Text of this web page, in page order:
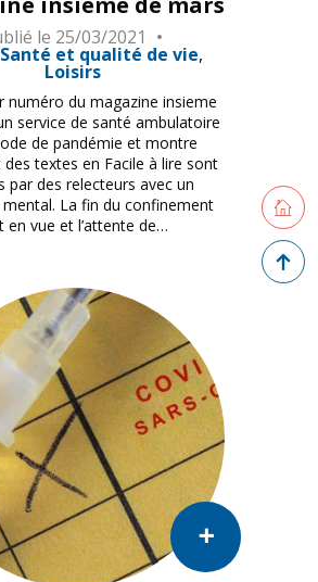
le 25/03/2021
Santé et qualité de vie
Loisirs
numéro du magazine insieme
service de santé ambulatoire
de pandémie et montre
textes en Facile à lire sont
par des relecteurs avec un
mental. La fin du confinement
en vue et l’attente de…
Retour